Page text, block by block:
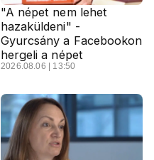
"A népet nem lehet
hazaküldeni" -
Gyurcsány a Facebookon
hergeli a népet
2026.08.06 | 13:50